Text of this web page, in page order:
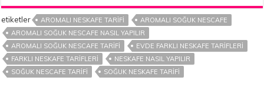
etiketler AROMALI NESKAFE TARIFI
AROMALI SOĞUK NESCAFE
AROMALI SOĞUK NESCAFE NASIL YAPILIR
AROMALI SOĞUK NESCAFE TARIFI
EVDE FARKLI NESKAFE TARIFLERI
FARKLI NESKAFE TARIFLERI
NESKAFE NASIL YAPILIR
SOĞUK NESCAFE TARIFI
SOĞUK NESKAFE TARIFI